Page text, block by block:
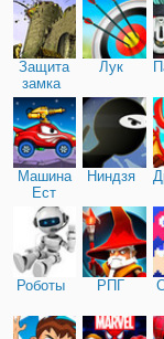
Защита
замка
Лук
Машина
Ест
Машину
Ниндзя
Роботы РПГ